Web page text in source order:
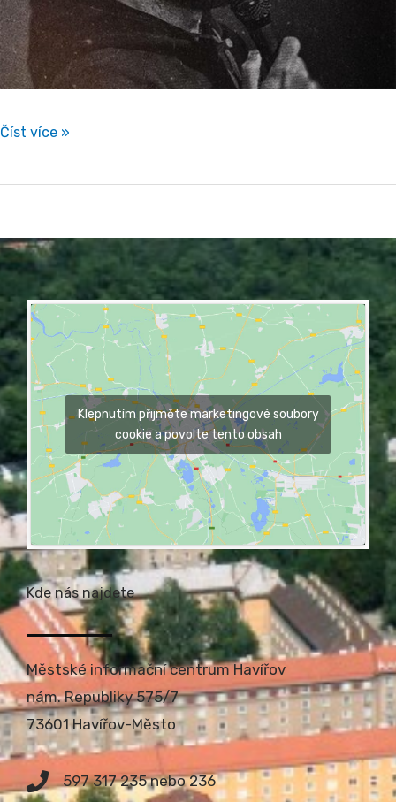
Číst více »
Klepnutím přijměte marketingové soubory
cookie a povolte tento obsah
Kde nás najdete
Městské informační centrum Havířov
nám. Republiky 575/7
73601 Havířov-Město
597 317 235 nebo 236